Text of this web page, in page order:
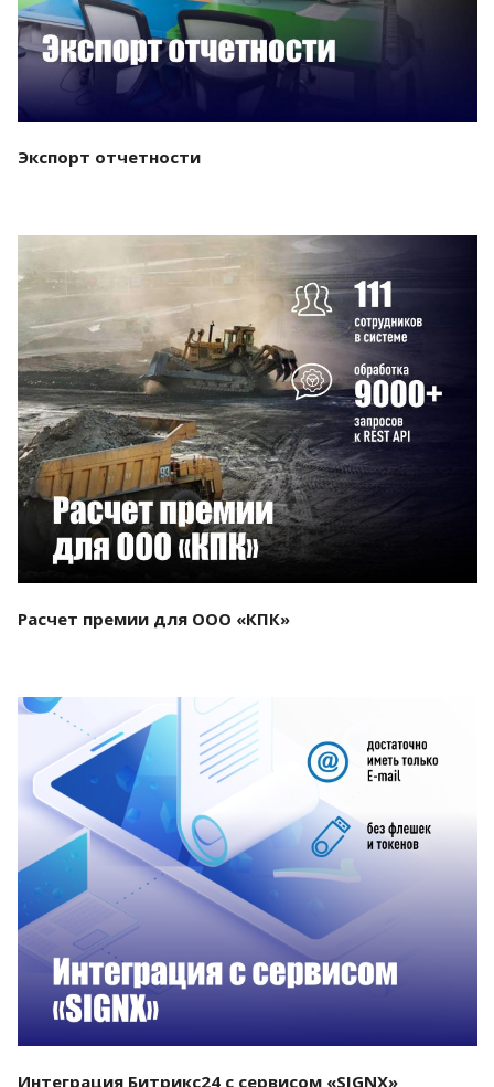
Экспорт отчетности
Смотреть проект
Расчет премии для ООО «КПК»
Смотреть проект
Интеграция Битрикс24 с сервисом «SIGNX»